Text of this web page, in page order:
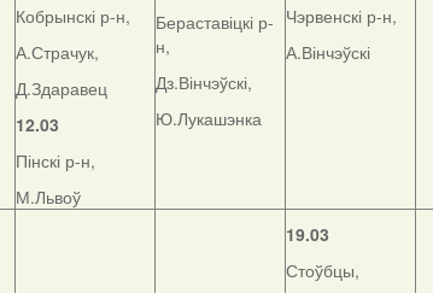
Кобрынскі р-н,
А.Страчук,
Д.Здаравец
12.03
Пінскі р-н,
М.Львоў
Бераставіцкі р-
н,
Дз.Вінчэўскі,
Ю.Лукашэнка
Чэрвенскі р-н,
А.Вінчэўскі
19.03
Стоўбцы,